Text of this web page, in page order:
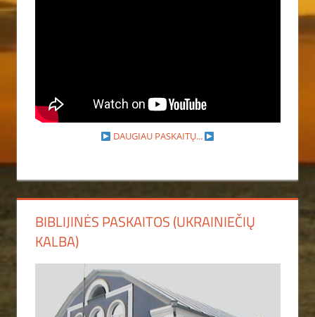
DAUGIAU PASKAITŲ...
BIBLIJINĖS PASKAITOS (UKRAINIEČIŲ
KALBA)